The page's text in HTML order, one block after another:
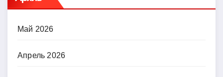
Май 2026
Апрель 2026